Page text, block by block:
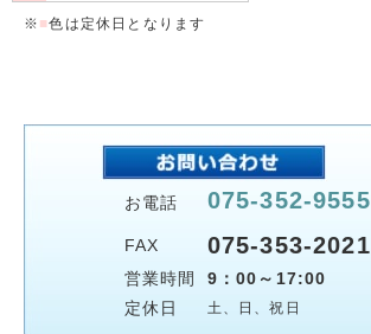
※ ■色は定休日となります
お電話 075-352-9555
FAX 075-353-2021
営業時間
9：00～17:00
定休日
土、日、祝日